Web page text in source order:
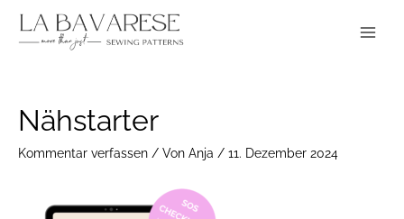
Inhalt
Nähstarter
Kommentar verfassen / Von Anja / 11. Dezember 2024